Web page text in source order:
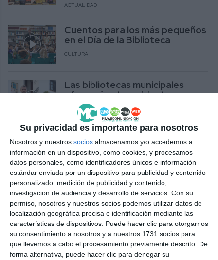
Su privacidad es importante para nosotros
Nosotros y nuestros socios almacenamos y/o accedemos a
información en un dispositivo, como cookies, y procesamos
datos personales, como identificadores únicos e información
estándar enviada por un dispositivo para publicidad y contenido
personalizado, medición de publicidad y contenido,
investigación de audiencia y desarrollo de servicios. Con su
permiso, nosotros y nuestros socios podemos utilizar datos de
localización geográfica precisa e identificación mediante las
características de dispositivos. Puede hacer clic para otorgarnos
su consentimiento a nosotros y a nuestros 1731 socios para
que llevemos a cabo el procesamiento previamente descrito. De
forma alternativa, puede hacer clic para denegar su
ACTUALIDAD
Cuentos para los más pequeños
en el Día de la Biblioteca
CULTURA
Las bibliotecas municipales
ofrecerán el servicio de
préstamos de 12 a 19 horas
ACTUALIDAD
Arita Aronaigo favorece la
autonomía infantil a través de la
lectura y el juego
ACTUALIDAD
El PSOE acusa al Ejecutivo de
“vaciar de contenido” la
programación cultural del
verano
PSOE